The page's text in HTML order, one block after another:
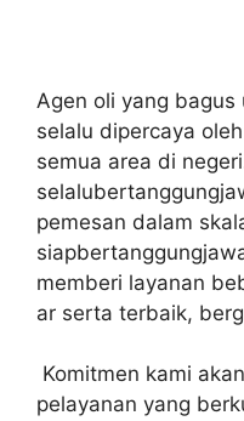
Agen oli yang
selalu dipercaya
semua area di
pemesan dalam
memberi layanan
ar serta terbaik,
Komitmen kami
pelayanan yang